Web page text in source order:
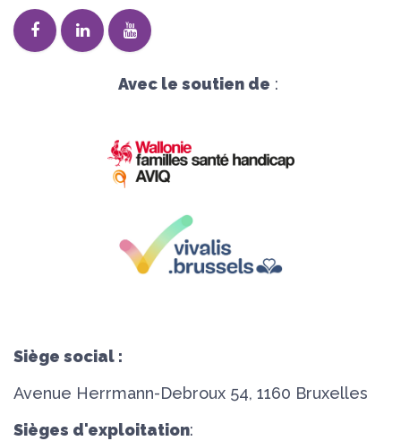
Avec le soutien de :
Siège social :
Avenue Herrmann-Debroux 54, 1160 Bruxelles
Sièges d'exploitation: